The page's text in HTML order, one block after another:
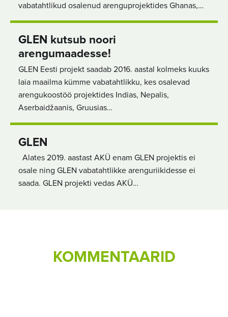
vabatahtlikud osalenud arenguprojektides Ghanas,…
GLEN kutsub noori
arengumaadesse!
GLEN Eesti projekt saadab 2016. aastal kolmeks kuuks
laia maailma kümme vabatahtlikku, kes osalevad
arengukoostöö projektides Indias, Nepalis,
Aserbaidžaanis, Gruusias…
GLEN
Alates 2019. aastast AKÜ enam GLEN projektis ei
osale ning GLEN vabatahtlikke arenguriikidesse ei
saada. GLEN projekti vedas AKÜ…
KOMMENTAARID